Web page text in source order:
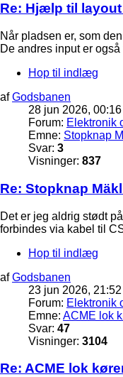
Re: Hjælp til
Når pladsen er, som
De andres input er
Hop til indlæg
afGodsbanen
28 jun 2026, 00:16
Forum: Elektronik
Emne: Stopknap
Svar: 3
Visninger: 837
Re: Stopknap
Det er jeg aldrig stødt
forbindes via kabel til
Hop til indlæg
afGodsbanen
23 jun 2026, 21:52
Forum: Elektronik
Emne: ACME lok
Svar: 47
Visninger: 3104
Re: ACME lok